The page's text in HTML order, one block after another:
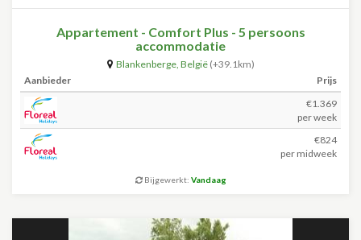
Appartement - Comfort Plus - 5 persoons
accommodatie
Blankenberge, België (+39.1km)
Aanbieder
Prijs
€1.369
per week
€824
per midweek
Bijgewerkt: Vandaag